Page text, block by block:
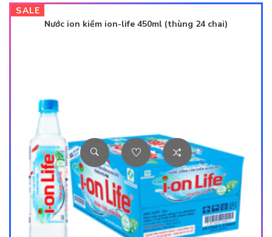
SALE
Nước ion kiềm ion-life 450ml (thùng 24 chai)